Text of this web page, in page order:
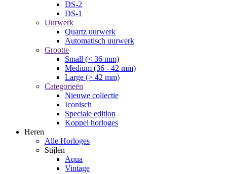
DS-2
DS-1
Uurwerk
Quartz uurwerk
Automatisch uurwerk
Grootte
Small (< 36 mm)
Medium (36 - 42 mm)
Large (> 42 mm)
Categorieën
Nieuwe collectie
Iconisch
Speciale edition
Koppel horloges
Heren
Alle Horloges
Stijlen
Aqua
Vintage